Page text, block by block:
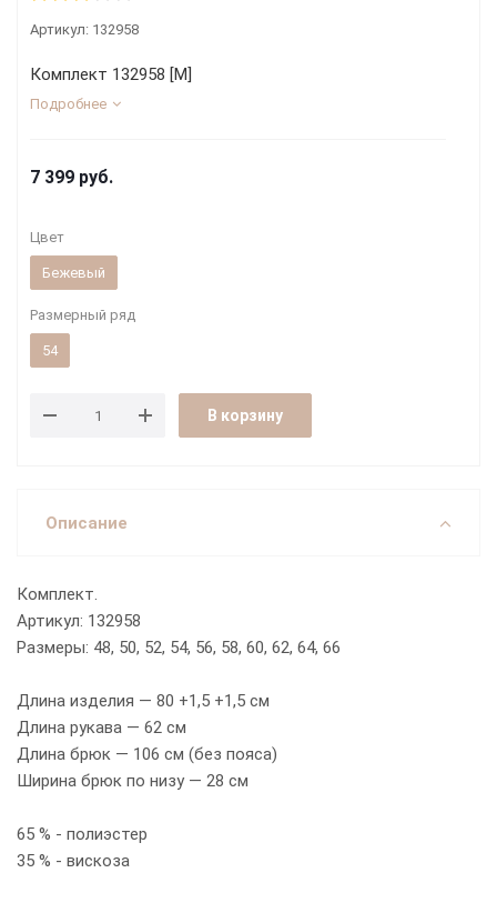
Артикул: 132958
Комплект 132958 [М]
Подробнее
7 399 руб.
Цвет
Бежевый
Размерный ряд
54
В корзину
Описание
Комплект.
Артикул: 132958
Размеры: 48, 50, 52, 54, 56, 58, 60, 62, 64, 66
Длина изделия — 80 +1,5 +1,5 см
Длина рукава — 62 см
Длина брюк — 106 см (без пояса)
Ширина брюк по низу — 28 см
65 % - полиэстер
35 % - вискоза